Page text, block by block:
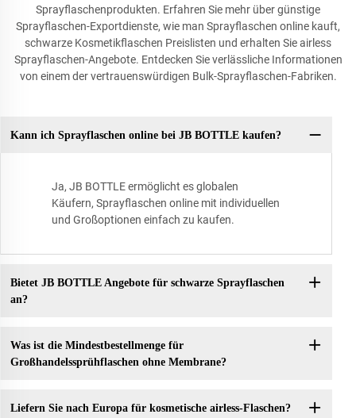
Sprayflaschenprodukten. Erfahren Sie mehr über günstige
Sprayflaschen-Exportdienste, wie man Sprayflaschen online kauft,
schwarze Kosmetikflaschen Preislisten und erhalten Sie airless
Sprayflaschen-Angebote. Entdecken Sie verlässliche Informationen
von einem der vertrauenswürdigen Bulk-Sprayflaschen-Fabriken.
Kann ich Sprayflaschen online bei JB BOTTLE kaufen?
Ja, JB BOTTLE ermöglicht es globalen
Käufern, Sprayflaschen online mit individuellen
und Großoptionen einfach zu kaufen.
Bietet JB BOTTLE Angebote für schwarze Sprayflaschen
an?
Was ist die Mindestbestellmenge für
Großhandelssprühflaschen ohne Membrane?
Liefern Sie nach Europa für kosmetische airless-Flaschen?